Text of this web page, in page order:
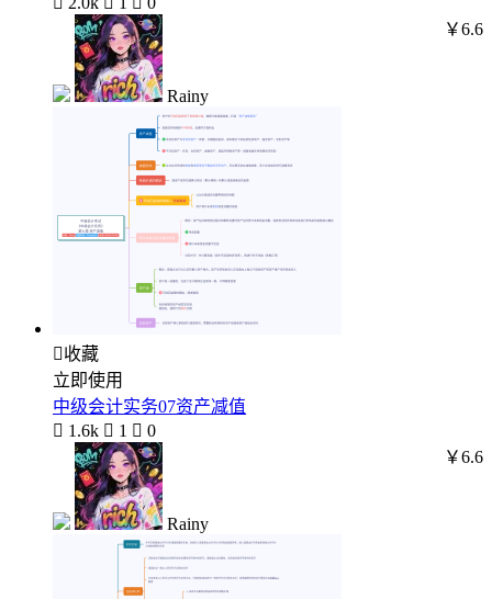
Rainy
￥6.6
收藏
立即使用
中级会计实务07资产减值
 1.6k  1  0
Rainy
￥6.6